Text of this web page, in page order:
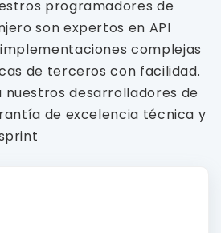
programadores de
son expertos en API
implementaciones complejas
de terceros con facilidad.
desarrolladores de
de excelencia técnica y